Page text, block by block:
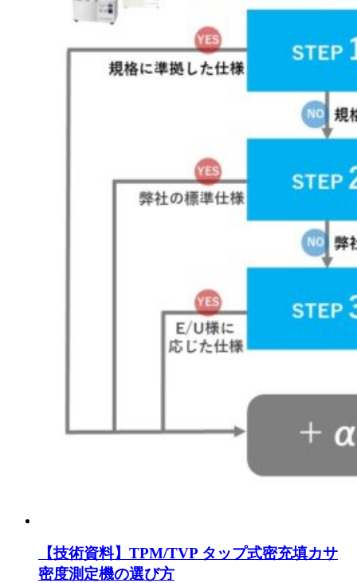
【技術資料】TPM/TVP タップ式密充填カサ
密度測定機の選び方